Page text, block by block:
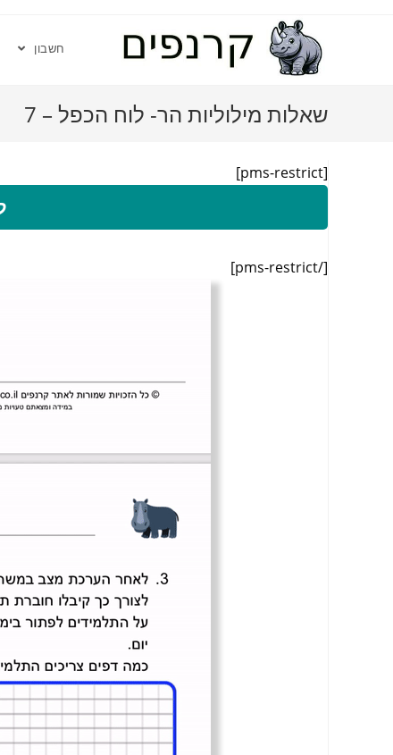
חשבון
שאלות מילוליות הר- לוח הכפל – 7
[pms-restrict]
[/pms-restrict]